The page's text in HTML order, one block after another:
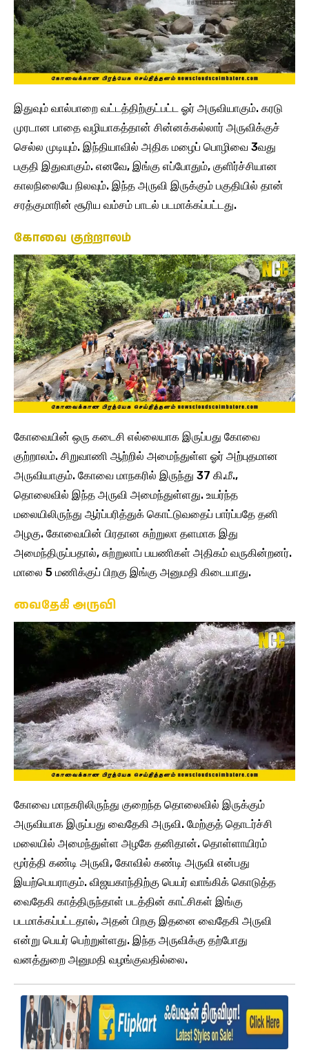
இதுவும் வால்பாறை வட்டத்திற்குட்பட்ட ஓர் அருவியாகும். கரடு
முரடான பாதை வழியாகத்தான் சின்னக்கல்லார் அருவிக்குச்
செல்ல முடியும். இந்தியாவில் அதிக மழைப் பொழிவை 3வது
பகுதி இதுவாகும். எனவே, இங்கு எப்போதும், குளிர்ச்சியான
காலநிலையே நிலவும். இந்த அருவி இருக்கும் பகுதியில் தான்
சரத்குமாரின் சூரிய வம்சம் பாடல் படமாக்கப்பட்டது.
கோவை குற்றாலம்
கோவையின் ஒரு கடைசி எல்லையாக இருப்பது கோவை
குற்றாலம். சிறுவாணி ஆற்றில் அமைந்துள்ள ஓர் அற்புதமான
அருவியாகும். கோவை மாநகரில் இருந்து 37 கி.மீ.,
தொலைவில் இந்த அருவி அமைந்துள்ளது. உயர்ந்த
மலையிலிருந்து ஆர்ப்பரித்துக் கொட்டுவதைப் பார்ப்பதே தனி
அழகு. கோவையின் பிரதான சுற்றுலா தளமாக இது
அமைந்திருப்பதால், சுற்றுலாப் பயணிகள் அதிகம் வருகின்றனர்.
மாலை 5 மணிக்குப் பிறகு இங்கு அனுமதி கிடையாது.
வைதேகி அருவி
கோவை மாநகரிலிருந்து குறைந்த தொலைவில் இருக்கும்
அருவியாக இருப்பது வைதேகி அருவி. மேற்குத் தொடர்ச்சி
மலையில் அமைந்துள்ள அழகே தனிதான். தொள்ளாயிரம்
மூர்த்தி கண்டி அருவி, கோவில் கண்டி அருவி என்பது
இயற்பெயராகும். விஜயகாந்திற்கு பெயர் வாங்கிக் கொடுத்த
வைதேகி காத்திருந்தாள் படத்தின் காட்சிகள் இங்கு
படமாக்கப்பட்டதால், அதன் பிறகு இதனை வைதேகி அருவி
என்று பெயர் பெற்றுள்ளது. இந்த அருவிக்கு தற்போது
வனத்துறை அனுமதி வழங்குவதில்லை.